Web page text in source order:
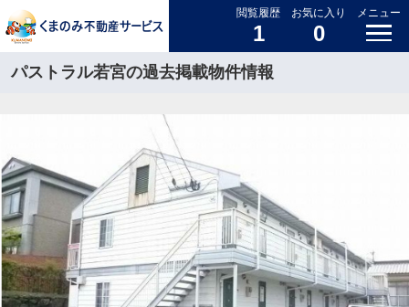
閲覧履歴
1
お気に入り
0
メニュー
パストラル若宮の過去掲載物件情報